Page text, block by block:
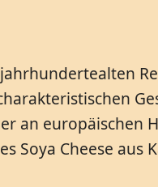
an europäischen
Soya Cheese aus